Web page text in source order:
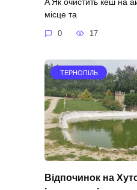
місце та
0 17
ТЕРНОПІЛЬ
Відпочинок на